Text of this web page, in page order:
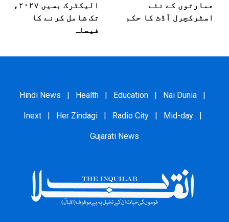
عمارتوں کے نئے
اسٹرکچرل آڈٹ کا حکم
الیکٹرک بسیں ۲۰۲۷ء
تک شامل کرنے کا
فیصلہ
Hindi News | Health | Education | Nai Dunia |
Inext | Her Zindagi | Radio City | Mid-day |
Gujarati News